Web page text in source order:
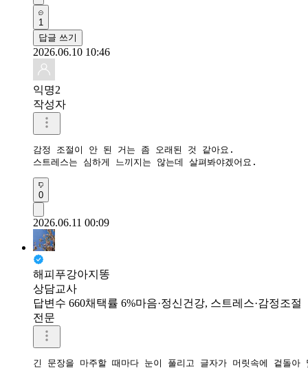
1
답글 쓰기
2026.06.10 10:46
익명2
작성자
감정 조절이 안 된 거는 좀 오래된 것 같아요.
스트레스는 심하게 느끼지는 않는데 살펴봐야겠어요.
0
2026.06.11 00:09
해피푸강아지똥
상담교사
답변수 660채택률 6%마음·정신건강, 스트레스·감정조절
전문
긴 문장을 마주할 때마다 눈이 풀리고 글자가 머릿속에 겉돌